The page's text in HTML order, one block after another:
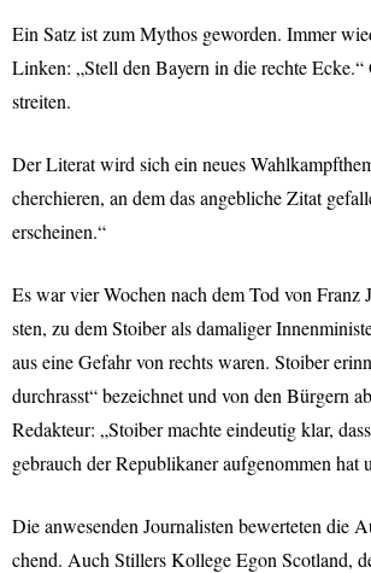
Ein Satz ist zum Mythos geworden. Immer
Linken: „Stell den Bayern in die rechte
streiten.
Der Literat wird sich ein neues
cherchieren, an dem das angebliche Zitat
erscheinen.“
Es war vier Wochen nach dem Tod von
sten, zu dem Stoiber als damaliger
aus eine Gefahr von rechts waren. Stoiber
durchrasst“ bezeichnet und von den Bürgern
Redakteur: „Stoiber machte eindeutig klar,
gebrauch der Republikaner aufgenommen
Die anwesenden Journalisten bewerteten die
chend. Auch Stillers Kollege Egon Scotland,